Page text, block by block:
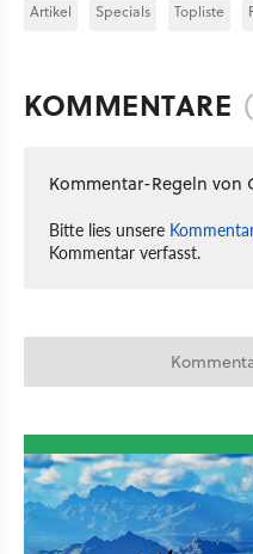
Artikel Specials Topliste
KOMMENTARE
Kommentar-Regeln von
Bitte lies unsere
Kommentar verfasst.